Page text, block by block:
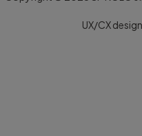
UX/CX